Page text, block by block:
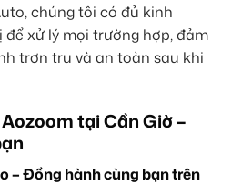
chúng tôi có đủ kinh
xử lý mọi trường hợp, đảm
trơn tru và an toàn sau khi
tại Cần Giờ –
– Đồng hành cùng bạn trên